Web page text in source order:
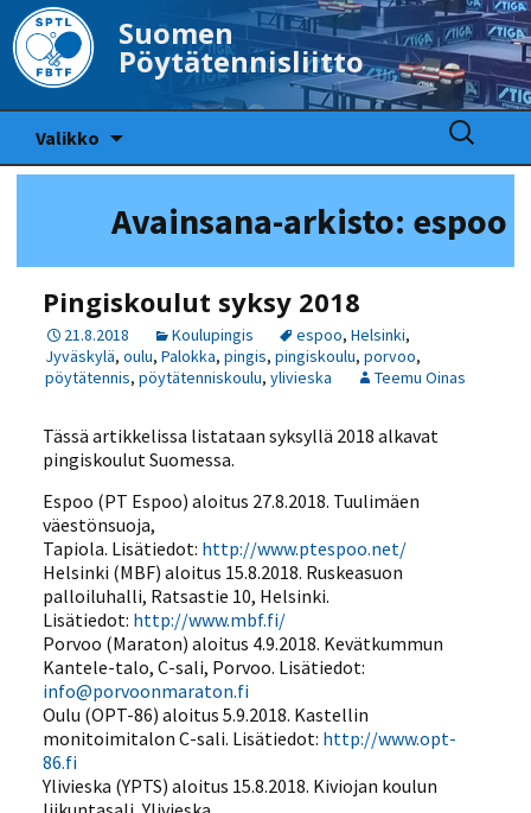
Suomen
Pöytätennisliitto
Valikko
Haku:
Avainsana-arkisto: espoo
Pingiskoulut syksy 2018
21.8.2018 Koulupingis espoo, Helsinki,
Jyväskylä, oulu, Palokka, pingis, pingiskoulu, porvoo,
pöytätennis, pöytätenniskoulu, ylivieska Teemu Oinas
Tässä artikkelissa listataan syksyllä 2018 alkavat
pingiskoulut Suomessa.
Espoo (PT Espoo) aloitus 27.8.2018. Tuulimäen
väestönsuoja,
Tapiola. Lisätiedot: http://www.ptespoo.net/
Helsinki (MBF) aloitus 15.8.2018. Ruskeasuon
palloiluhalli, Ratsastie 10, Helsinki.
Lisätiedot: http://www.mbf.fi/
Porvoo (Maraton) aloitus 4.9.2018. Kevätkummun
Kantele-talo, C-sali, Porvoo. Lisätiedot:
info@porvoonmaraton.fi
Oulu (OPT-86) aloitus 5.9.2018. Kastellin
monitoimitalon C-sali. Lisätiedot: http://www.opt-
86.fi
Ylivieska (YPTS) aloitus 15.8.2018. Kiviojan koulun